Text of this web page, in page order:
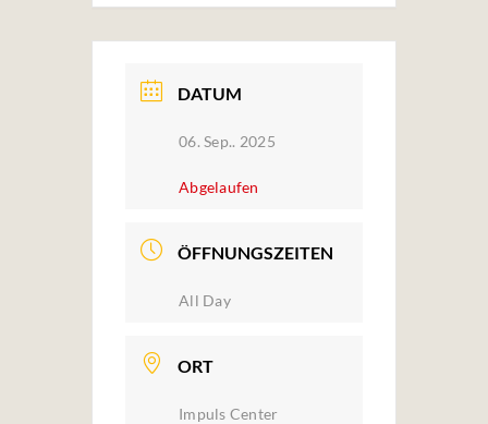
DATUM
06. Sep.. 2025
Abgelaufen
ÖFFNUNGSZEITEN
All Day
ORT
Impuls Center